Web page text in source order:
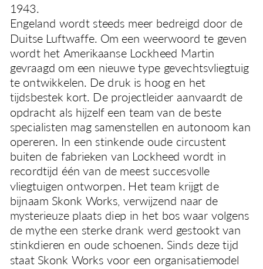
1943.
Engeland wordt steeds meer bedreigd door de
Duitse Luftwaffe. Om een weerwoord te geven
wordt het Amerikaanse Lockheed Martin
gevraagd om een nieuwe type gevechtsvliegtuig
te ontwikkelen. De druk is hoog en het
tijdsbestek kort. De projectleider aanvaardt de
opdracht als hijzelf een team van de beste
specialisten mag samenstellen en autonoom kan
opereren. In een stinkende oude circustent
buiten de fabrieken van Lockheed wordt in
recordtijd één van de meest succesvolle
vliegtuigen ontworpen. Het team krijgt de
bijnaam Skonk Works, verwijzend naar de
mysterieuze plaats diep in het bos waar volgens
de mythe een sterke drank werd gestookt van
stinkdieren en oude schoenen. Sinds deze tijd
staat Skonk Works voor een organisatiemodel